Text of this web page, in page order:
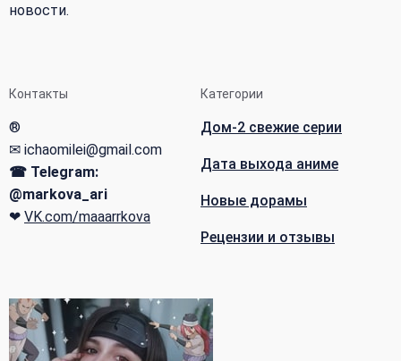
новости.
Контакты
®
✉ ichaomilei@gmail.com
☎ Telegram:
@markova_ari
❤ VK.com/maaarrkova
Категории
Дом-2 свежие серии
Дата выхода аниме
Новые дорамы
Рецензии и отзывы